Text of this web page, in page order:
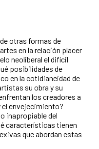
otras formas de
en la relación placer
neoliberal el difícil
posibilidades de
en la cotidianeidad de
su obra y su
los creadores a
el envejecimiento?
inapropiable del
características tienen
que abordan estas